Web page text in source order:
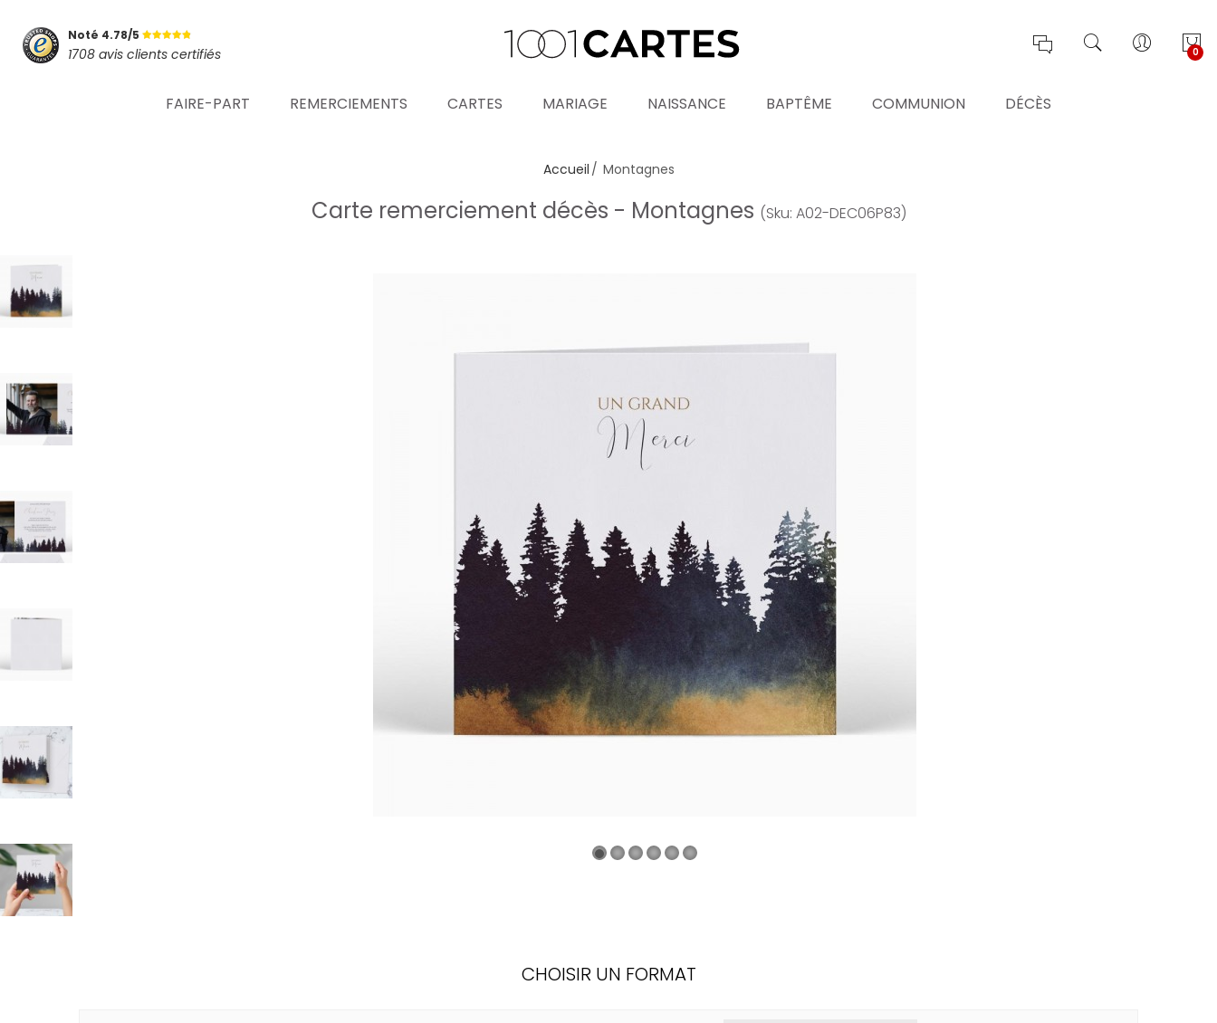
Noté 4.78/5
1708 avis clients certifiés 0
FAIRE-PART REMERCIEMENTS CARTES MARIAGE NAISSANCE BAPTÊME COMMUNION DÉCÈS
Accueil Montagnes
Carte remerciement décès - Montagnes (Sku: A02-DEC06P83)
CHOISIR UN FORMAT